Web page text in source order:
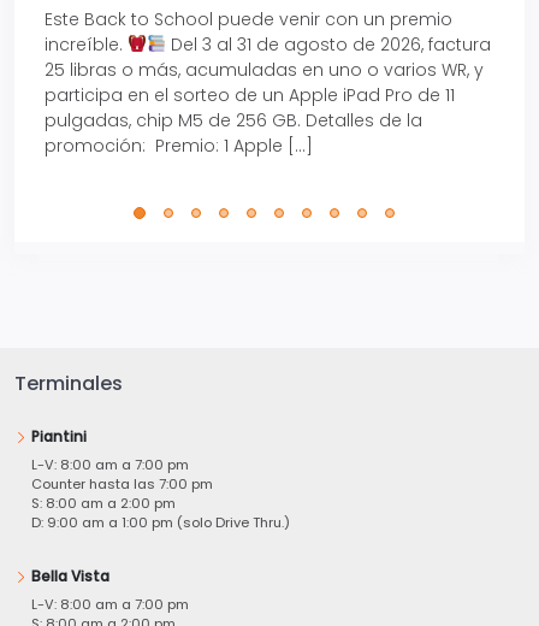
Este Back to School puede venir con un premio
increíble.
Del 3 al 31 de agosto de 2026, factura
25 libras o más, acumuladas en uno o varios WR, y
participa en el sorteo de un Apple iPad Pro de 11
pulgadas, chip M5 de 256 GB. Detalles de la
promoción: Premio: 1 Apple […]
Terminales
Piantini
L-V: 8:00 am a 7:00 pm
Counter hasta las 7:00 pm
S: 8:00 am a 2:00 pm
D: 9:00 am a 1:00 pm (solo Drive Thru.)
Bella Vista
L-V: 8:00 am a 7:00 pm